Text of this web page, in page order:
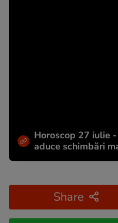
Horoscop 27 iulie
aduce schimbări
Share